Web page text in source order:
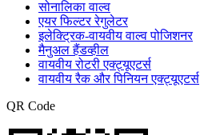
सोनालिका वाल्व
एयर फिल्टर रेगुलेटर
इलेक्ट्रिक-वायवीय वाल्व पोजिशनर
मैनुअल हैंडव्हील
वायवीय रोटरी एक्ट्यूएटर्स
वायवीय रैक और पिनियन एक्ट्यूएटर्स
QR Code